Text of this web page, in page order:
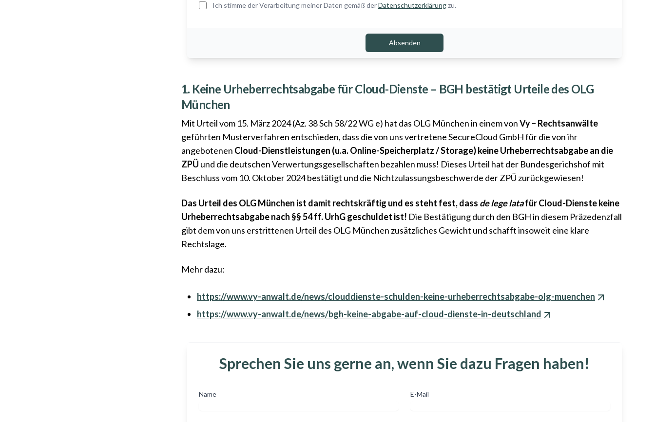
Ich stimme der Verarbeitung meiner Daten gemäß derDatenschutzerklärungzu.
Absenden
1. Keine Urheberrechtsabgabe für Cloud-Dienste – BGH bestätigt Urteile des OLG
München
Mit Urteil vom 15. März 2024 (Az. 38 Sch 58/22 WG e) hat das OLG München in einem vonVy – Rechtsanwälte
geführten Musterverfahren entschieden, dass die von uns vertretene SecureCloud GmbH für die von ihr
angebotenen Cloud-Dienstleistungen (u.a. Online-Speicherplatz / Storage) keine Urheberrechtsabgabe an die
ZPÜ und die deutschen Verwertungsgesellschaften bezahlen muss! Dieses Urteil hat der Bundesgerichshof mit
Beschluss vom 10. Oktober 2024 bestätigt und die Nichtzulassungsbeschwerde der ZPÜ zurückgewiesen!
Das Urteil des OLG München ist damit rechtskräftig und es steht fest, dass de lege latafür Cloud-Dienste keine
Urheberrechtsabgabe nach §§ 54 ff. UrhG geschuldet ist! Die Bestätigung durch den BGH in diesem Präzedenzfall
gibt dem von uns erstrittenen Urteil des OLG München zusätzliches Gewicht und schafft insoweit eine klare
Rechtslage.
Mehr dazu:
https://www.vy-anwalt.de/news/clouddienste-schulden-keine-urheberrechtsabgabe-olg-muenchen
https://www.vy-anwalt.de/news/bgh-keine-abgabe-auf-cloud-dienste-in-deutschland
Sprechen Sie uns gerne an, wenn Sie dazu Fragen haben!
Name E-Mail